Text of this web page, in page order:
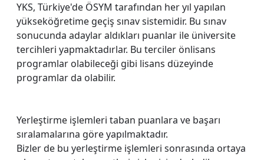
YKS, Türkiye'de ÖSYM tarafından her yıl yapılan
yükseköğretime geçiş sınav sistemidir. Bu sınav
sonucunda adaylar aldıkları puanlar ile üniversite
tercihleri yapmaktadırlar. Bu terciler önlisans
programlar olabileceği gibi lisans düzeyinde
programlar da olabilir.
Yerleştirme işlemleri taban puanlara ve başarı
sıralamalarına göre yapılmaktadır.
Bizler de bu yerleştirme işlemleri sonrasında ortaya